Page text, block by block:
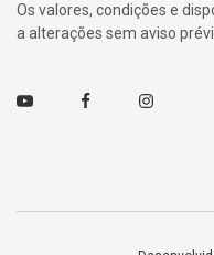
Os valores, condições e
a alterações sem aviso
Youtube FacebookInstagram